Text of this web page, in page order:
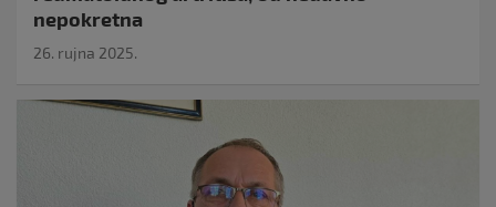
nepokretna
26. rujna 2025.